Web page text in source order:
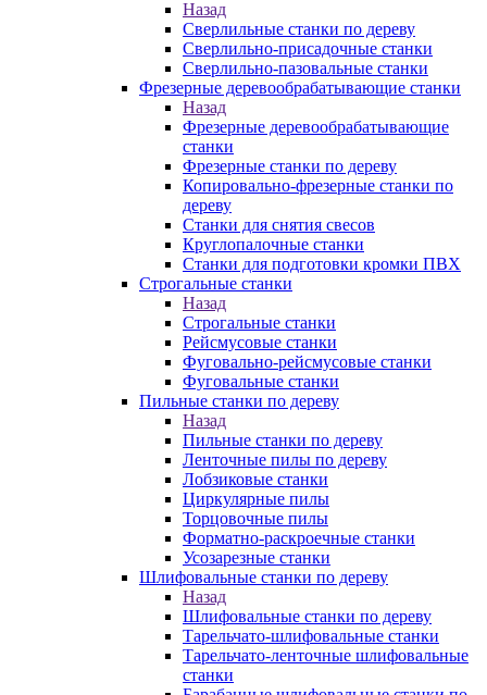
Назад
Сверлильные станки по дереву
Сверлильно-присадочные станки
Сверлильно-пазовальные станки
Фрезерные деревообрабатывающие станки
Назад
Фрезерные деревообрабатывающие
станки
Фрезерные станки по дереву
Копировально-фрезерные станки по
дереву
Станки для снятия свесов
Круглопалочные станки
Станки для подготовки кромки ПВХ
Строгальные станки
Назад
Строгальные станки
Рейсмусовые станки
Фуговально-рейсмусовые станки
Фуговальные станки
Пильные станки по дереву
Назад
Пильные станки по дереву
Ленточные пилы по дереву
Лобзиковые станки
Циркулярные пилы
Торцовочные пилы
Форматно-раскроечные станки
Усозарезные станки
Шлифовальные станки по дереву
Назад
Шлифовальные станки по дереву
Тарельчато-шлифовальные станки
Тарельчато-ленточные шлифовальные
станки